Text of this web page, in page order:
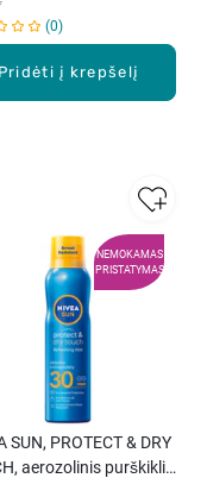
Pridėti į krepšelį
0
NEMOKAMAS
PRISTATYMAS
SUN, PROTECT & DRY
aerozolinis purškiklis